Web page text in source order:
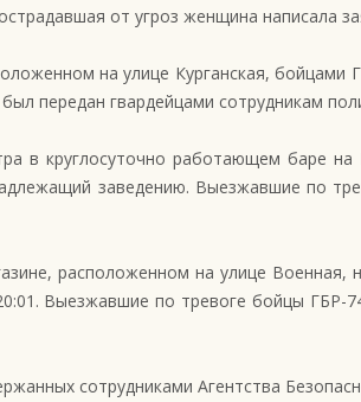
от угроз женщина написала
на улице Курганская,
передан гвардейцами сотрудникам
в круглосуточно работающем баре
заведению. Выезжавшие по
расположенном на улице Военная,
Выезжавшие по тревоге бойцы ГБР-
сотрудниками Агентства